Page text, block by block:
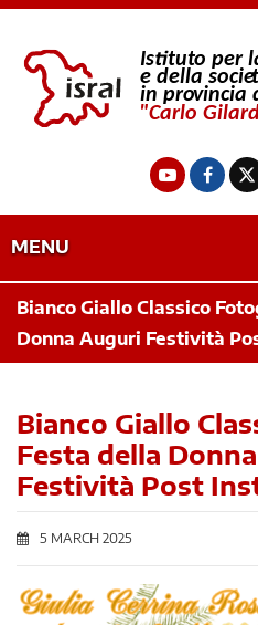
MENU
Bianco Giallo Classico
Donna Auguri Festività
Bianco Giallo
Festa della
Festività Post
5 MARCH 2025